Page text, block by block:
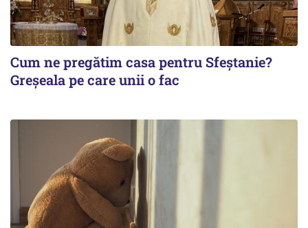
Cum ne pregătim casa pentru Sfeștanie?
Greșeala pe care unii o fac